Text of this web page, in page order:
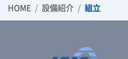
HOME 設備紹介 組立